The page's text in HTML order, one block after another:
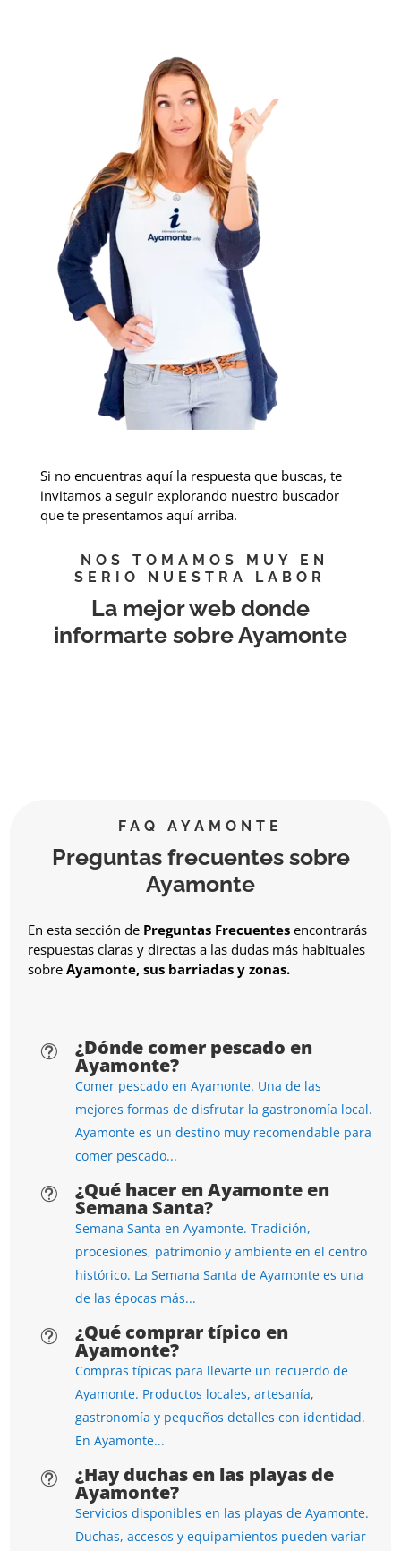
Si no encuentras aquí la respuesta que buscas, te
invitamos a seguir explorando nuestro buscador
que te presentamos aquí arriba.
NOS TOMAMOS MUY EN
SERIO NUESTRA LABOR
La mejor web donde
informarte sobre Ayamonte
FAQ AYAMONTE
Preguntas frecuentes sobre
Ayamonte
En esta sección de Preguntas Frecuentes encontrarás
respuestas claras y directas a las dudas más habituales
sobreAyamonte, sus barriadas y zonas.
t ¿Dónde comer pescado en
Ayamonte?
Comer pescado en Ayamonte. Una de las
mejores formas de disfrutar la gastronomía local.
Ayamonte es un destino muy recomendable para
comer pescado...
t ¿Qué hacer en Ayamonte en
Semana Santa?
Semana Santa en Ayamonte. Tradición,
procesiones, patrimonio y ambiente en el centro
histórico. La Semana Santa de Ayamonte es una
de las épocas más...
t ¿Qué comprar típico en
Ayamonte?
Compras típicas para llevarte un recuerdo de
Ayamonte. Productos locales, artesanía,
gastronomía y pequeños detalles con identidad.
En Ayamonte...
t ¿Hay duchas en las playas de
Ayamonte?
Servicios disponibles en las playas de Ayamonte.
Duchas, accesos y equipamientos pueden variar